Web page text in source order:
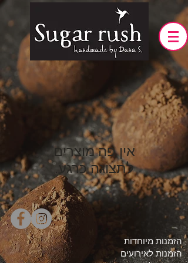
לתצוגה כרגע.
הזמנות מיוחדות
הזמנות לאירועים